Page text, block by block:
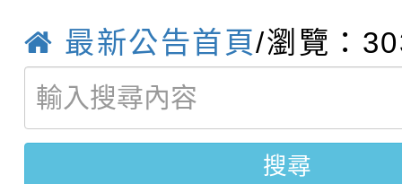
畫影片一案
劇比賽實施要點」及修
表
敬師藝文競賽』實施計
【甄選結果(第11招)】
學年度第1學期第7次代
【甄選結果(第3招)】
學年度第1學期第9次
最新公告首頁/瀏覽：
搜尋